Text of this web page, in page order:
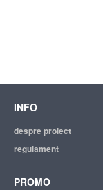
INFO
despre proiect
regulament
PROMO